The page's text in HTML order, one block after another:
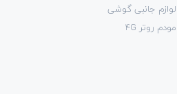
لوازم جانبی گوشی
مودم روتر 4G